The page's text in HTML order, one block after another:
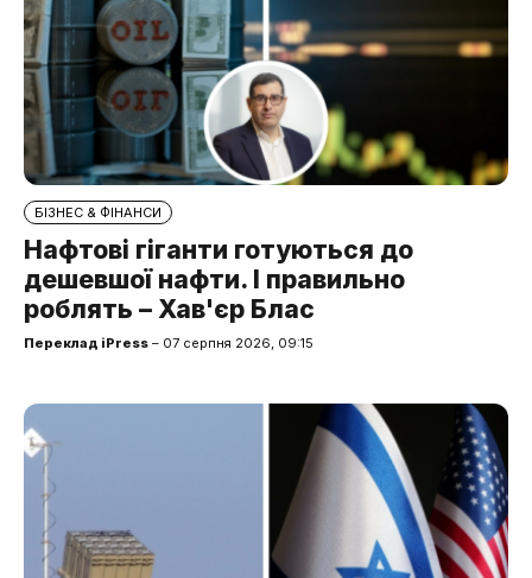
БІЗНЕС & ФІНАНСИ
Нафтові гіганти готуються до
дешевшої нафти. І правильно
роблять – Хав'єр Блас
Переклад iPress – 07 серпня 2026, 09:15